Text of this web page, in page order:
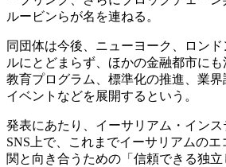
ルービンらが名を連ねる。
同団体は今後、ニューヨーク、ロン
ルにとどまらず、ほかの金融都市にも
教育プログラム、標準化の推進、業
イベントなどを展開するという。
発表にあたり、イーサリアム・イン
SNS上で、これまでイーサリアムの
関と向き合うための「信頼できる独